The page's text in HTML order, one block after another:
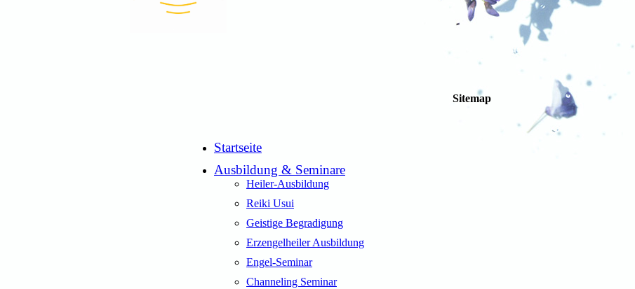
Sitemap
Startseite
Ausbildung & Seminare
Heiler-Ausbildung
Reiki Usui
Geistige Begradigung
Erzengelheiler Ausbildung
Engel-Seminar
Channeling Seminar